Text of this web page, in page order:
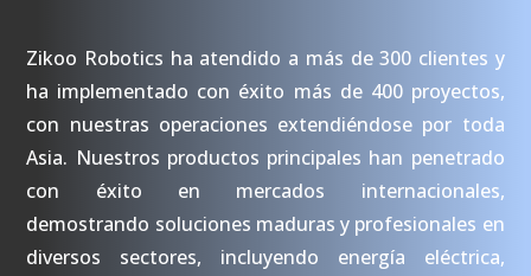
Zikoo Robotics ha atendido a más de 300 clientes y
ha implementado con éxito más de 400 proyectos,
con nuestras operaciones extendiéndose por toda
Asia. Nuestros productos principales han penetrado
con éxito en mercados internacionales,
demostrando soluciones maduras y profesionales en
diversos sectores, incluyendo energía eléctrica,